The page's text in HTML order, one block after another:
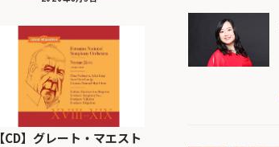
【CD】グレート・マエスト